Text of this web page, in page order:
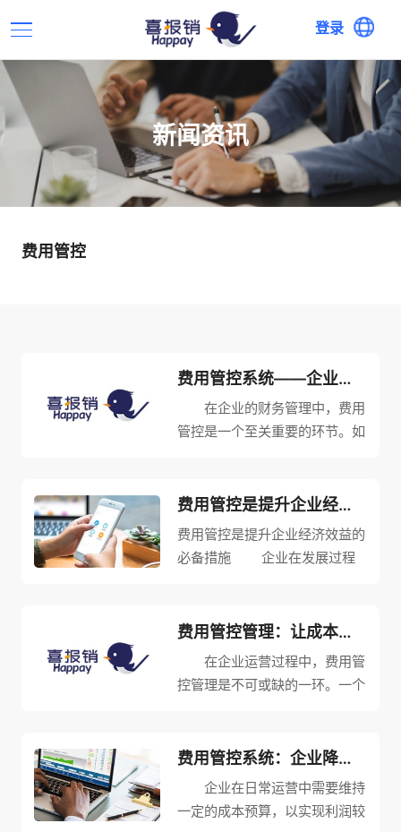
登录
新闻资讯
费用管控
费用管控系统——企业财务管理的关键
在企业的财务管理中，费用
管控是一个至关重要的环节。如
而利用费用管控系统，可以帮助
企业高效地管理各类费用，从而
提升企业的整体竞争力。
费用管控是提升企业经济效益的必备措施
费用管控是提升企业经济效益的
必备措施 企业在发展过程
下更好地运营，各类费用的管控
显得尤为重要。如何制定一套完
整的费用管控方案，促进企业经
费用管控管理：让成本更可控
在企业运营过程中，费用管
控管理是不可或缺的一环。一个
力，增强盈利能力。下面，我们
将详细介绍费用管控管理的优势
及方法。 首先，费用管控
费用管控系统：企业降低成本的有力工具
企业在日常运营中需要维持
一定的成本预算，以实现利润较